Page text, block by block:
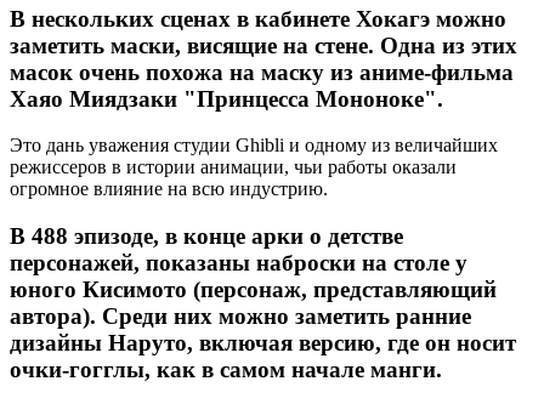
В нескольких сценах в кабинете Хокагэ можно
заметить маски, висящие на стене. Одна из этих
масок очень похожа на маску из аниме-фильма
Хаяо Миядзаки "Принцесса Мононоке".
Это дань уважения студии Ghibli и одному из величайших
режиссеров в истории анимации, чьи работы оказали
огромное влияние на всю индустрию.
В 488 эпизоде, в конце арки о детстве
персонажей, показаны наброски на столе у
юного Кисимото (персонаж, представляющий
автора). Среди них можно заметить ранние
дизайны Наруто, включая версию, где он носит
очки-гогглы, как в самом начале манги.